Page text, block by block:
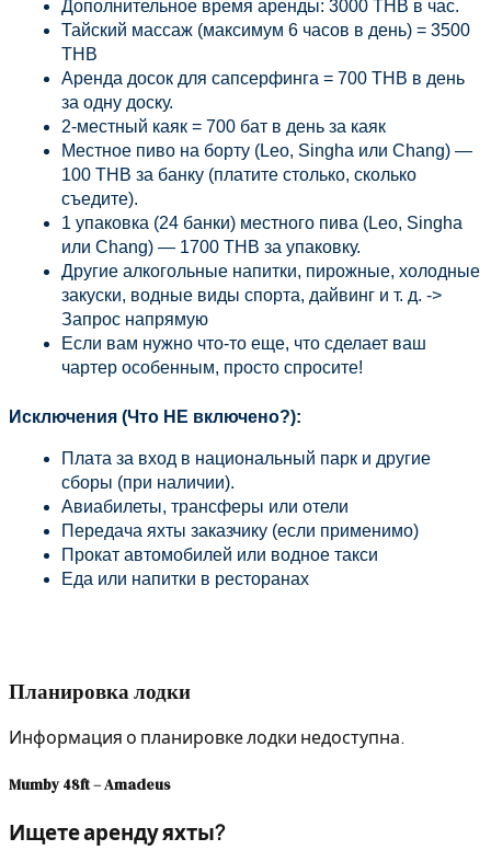
Дополнительное время аренды: 3000 THB в час.
Тайский массаж (максимум 6 часов в день) = 3500
THB
Аренда досок для сапсерфинга = 700 THB в день
за одну доску.
2-местный каяк = 700 бат в день за каяк
Местное пиво на борту (Leo, Singha или Chang) —
100 THB за банку (платите столько, сколько
съедите).
1 упаковка (24 банки) местного пива (Leo, Singha
или Chang) — 1700 THB за упаковку.
Другие алкогольные напитки, пирожные, холодные
закуски, водные виды спорта, дайвинг и т. д. ->
Запрос напрямую
Если вам нужно что-то еще, что сделает ваш
чартер особенным, просто спросите!
Исключения (Что НЕ включено?):
Плата за вход в национальный парк и другие
сборы (при наличии).
Авиабилеты, трансферы или отели
Передача яхты заказчику (если применимо)
Прокат автомобилей или водное такси
Еда или напитки в ресторанах
Планировка лодки
Информация о планировке лодки недоступна.
Mumby 48ft – Amadeus
Ищете аренду яхты?